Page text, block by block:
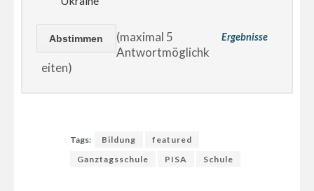
Ergebnisse
(maximal 5
Antwortmöglichk
eiten)
Tags: Bildung
featured
Ganztagsschule
PISA Schule